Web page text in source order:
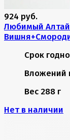
924 руб.
Любимый
Срок
Вложений
Вес 288 г
Нет в наличии